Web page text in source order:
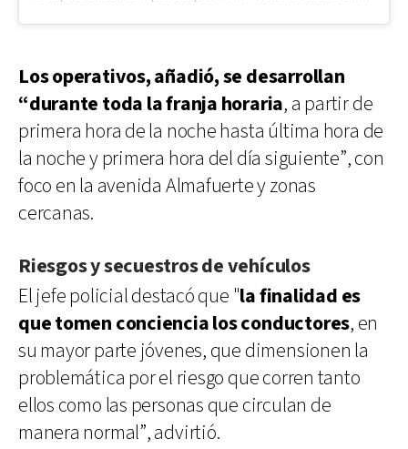
Los operativos, añadió, se desarrollan
“durante toda la franja horaria, a partir de
primera hora de la noche hasta última hora de
la noche y primera hora del día siguiente”, con
foco en la avenida Almafuerte y zonas
cercanas.
Riesgos y secuestros de vehículos
El jefe policial destacó que "la finalidad es
que tomen conciencia los conductores, en
su mayor parte jóvenes, que dimensionen la
problemática por el riesgo que corren tanto
ellos como las personas que circulan de
manera normal”, advirtió.